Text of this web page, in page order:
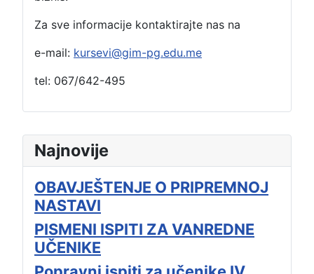
Najnovije
OBAVJEŠTENJE O PRIPREMNOJ
NASTAVI
PISMENI ISPITI ZA VANREDNE
UČENIKE
Za sve informacije kontaktirajte nas na
e-mail: kursevi@gim-pg.edu.me
tel: 067/642-495